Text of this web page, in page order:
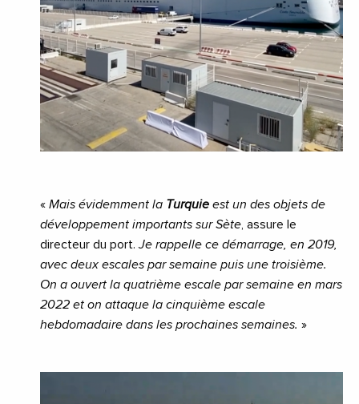
« Mais évidemment la Turquie est un des objets de
développement importants sur Sète, assure le
directeur du port.Je rappelle ce démarrage, en 2019,
avec deux escales par semaine puis une troisième.
On a ouvert la quatrième escale par semaine en mars
2022 et on attaque la cinquième escale
hebdomadaire dans les prochaines semaines. »